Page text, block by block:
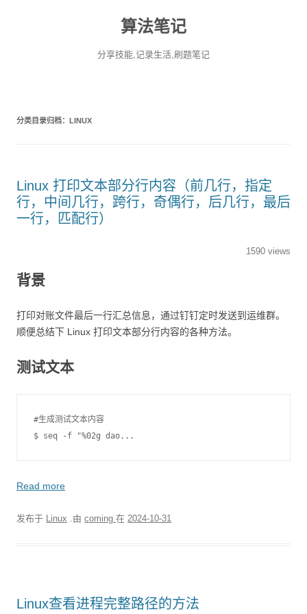
算法笔记
分享技能,记录生活,刷题笔记
分类目录归档： LINUX
Linux 打印文本部分行内容（前几行，指定
行，中间几行，跨行，奇偶行，后几行，最后
一行，匹配行）
1590 views
背景
打印对账文件最后一行汇总信息，通过钉钉定时发送到运维群。
顺便总结下 Linux 打印文本部分行内容的各种方法。
测试文本
#生成测试文本内容
$ seq -f "%02g dao...
Read more
发布于 Linux .由 coming 在 2024-10-31
Linux查看进程完整路径的方法